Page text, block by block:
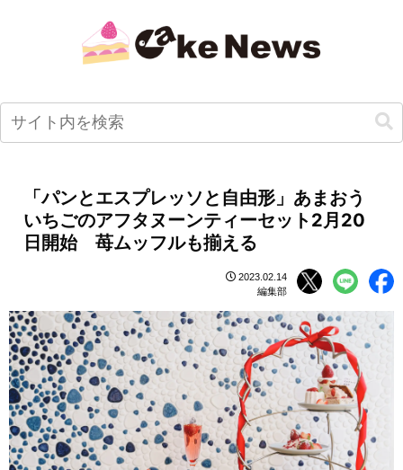
「パンとエスプレッソと自由形」あまおう
いちごのアフタヌーンティーセット2月20
日開始 苺ムッフルも揃える
2023.02.14
編集部